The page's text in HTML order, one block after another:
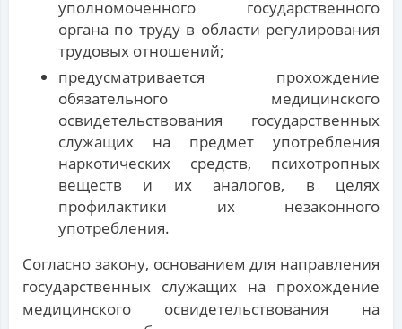
уполномоченного государственного
органа по труду в области регулирования
трудовых отношений;
предусматривается прохождение
обязательного медицинского
освидетельствования государственных
служащих на предмет употребления
наркотических средств, психотропных
веществ и их аналогов, в целях
профилактики их незаконного
употребления.
Согласно закону, основанием для направления
государственных служащих на прохождение
медицинского освидетельствования на